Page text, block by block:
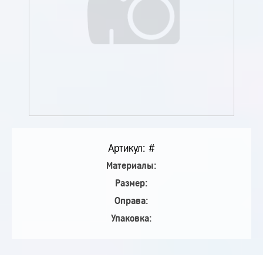
Артикул: #
Материалы:
Размер:
Оправа:
Упаковка: